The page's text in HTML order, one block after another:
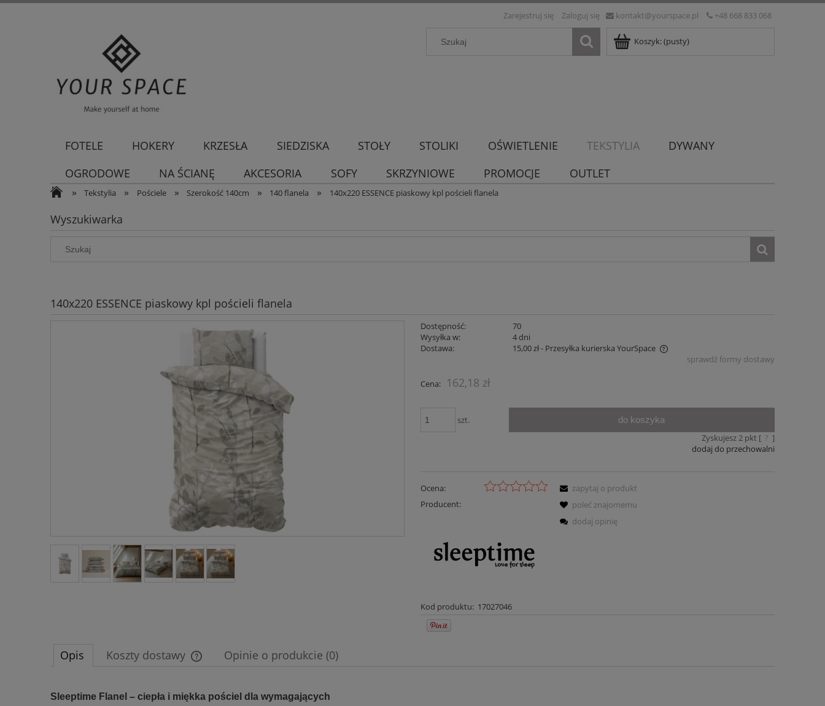
kontakt@yourspace.pl +48 668 833 068
Zarejestruj się Zaloguj się
Koszyk:(pusty)
FOTELE HOKERY KRZESŁA SIEDZISKA STOŁY STOLIKI OŚWIETLENIE TEKSTYLIA
DYWANY
OGRODOWE
NA ŚCIANĘ AKCESORIA SOFY SKRZYNIOWE PROMOCJE OUTLET
» Tekstylia » Pościele » Szerokość 140cm » 140 flanela » 140x220 ESSENCE piaskowy kpl pościeli flanela
Wyszukiwarka
140x220 ESSENCE piaskowy kpl pościeli flanela
Dostępność:
70
Wysyłka w:
4 dni
Dostawa:
15,00 zł- Przesyłka kurierska YourSpace
sprawdź formy dostawy
Cena: 162,18 zł
szt. do koszyka
Zyskujesz2pkt [ ? ]
dodaj do przechowalni
Ocena:
Producent:
Kod produktu: 17027046
zapytaj o produkt
poleć znajomemu
dodaj opinię
Opis Koszty dostawy
płatności
Opinie o produkcie (0)
Sleeptime Flanel – ciepła i miękka pościel dla wymagających